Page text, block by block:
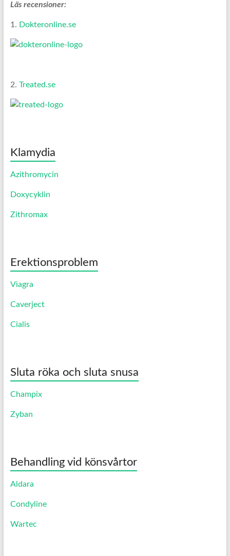
Läs recensioner:
1. Dokteronline.se
2. Treated.se
Klamydia
Azithromycin
Doxycyklin
Zithromax
Erektionsproblem
Viagra
Caverject
Cialis
Sluta röka och sluta snusa
Champix
Zyban
Behandling vid könsvårtor
Aldara
Condyline
Wartec